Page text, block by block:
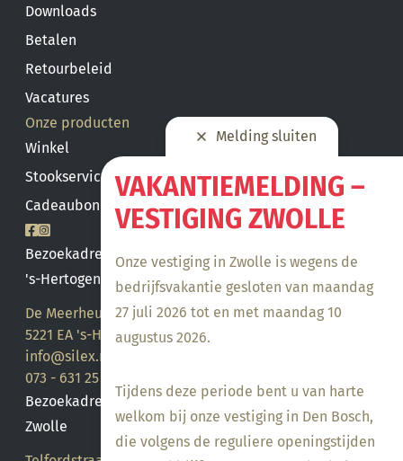
Melding sluiten
VAKANTIEMELDING –
VESTIGING ZWOLLE
Onze vestiging in Zwolle is wegens de
bedrijfsvakantie gesloten van maandag
27 juli 2026 tot en met maandag 10
augustus 2026.
Tijdens deze periode bent u van harte
welkom bij onze vestiging in Den Bosch,
die volgens de reguliere openingstijden
Downloads
Betalen
Retourbeleid
Vacatures
Onze producten
Winkel
Stookservice
Cadeaubon saldo
Bezoekadres
's-Hertogenbosch
De Meerheuvel 21
5221 EA 's-Hertogenbosch
info@silex.nl
073 - 631 25 28
Bezoekadres
Zwolle